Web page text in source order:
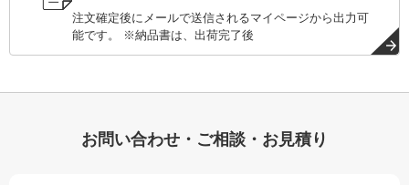
注文確定後にメールで送信されるマイページから出力可
能です。 ※納品書は、出荷完了後
お問い合わせ・ご相談・お見積り